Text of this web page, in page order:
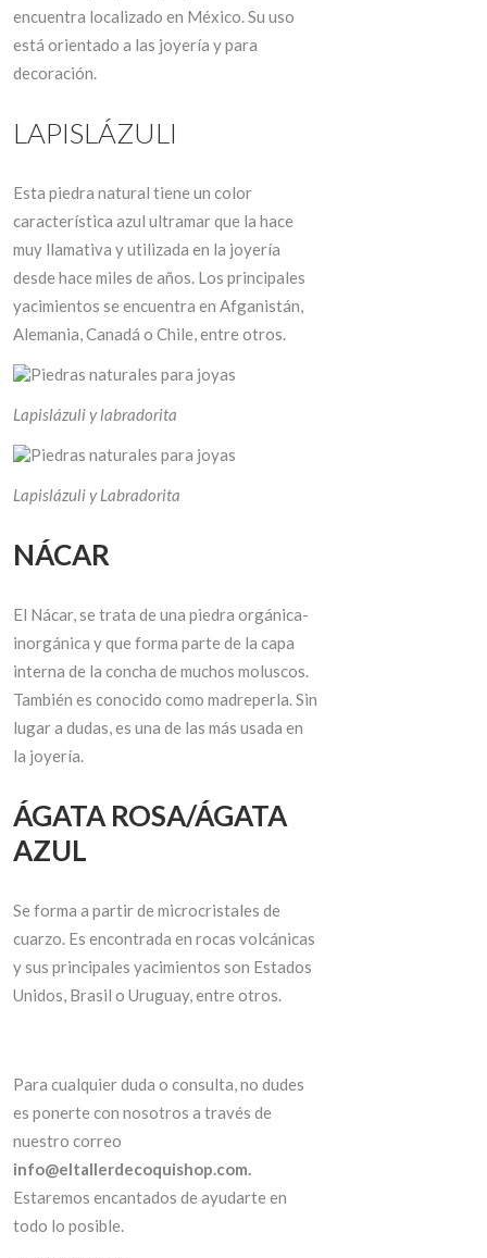
encuentra localizado en México. Su uso
está orientado a las joyería y para
decoración.
LAPISLÁZULI
Esta piedra natural tiene un color
característica azul ultramar que la hace
muy llamativa y utilizada en la joyería
desde hace miles de años. Los principales
yacimientos se encuentra en Afganistán,
Alemania, Canadá o Chile, entre otros.
Lapislázuli y labradorita
Lapislázuli y Labradorita
NÁCAR
El Nácar, se trata de una piedra orgánica-
inorgánica y que forma parte de la capa
interna de la concha de muchos moluscos.
También es conocido como madreperla. Sin
lugar a dudas, es una de las más usada en
la joyería.
ÁGATA ROSA/ÁGATA
AZUL
Se forma a partir de microcristales de
cuarzo. Es encontrada en rocas volcánicas
y sus principales yacimientos son Estados
Unidos, Brasil o Uruguay, entre otros.
Para cualquier duda o consulta, no dudes
es ponerte con nosotros a través de
nuestro correo
info@eltallerdecoquishop.com.
Estaremos encantados de ayudarte en
todo lo posible.